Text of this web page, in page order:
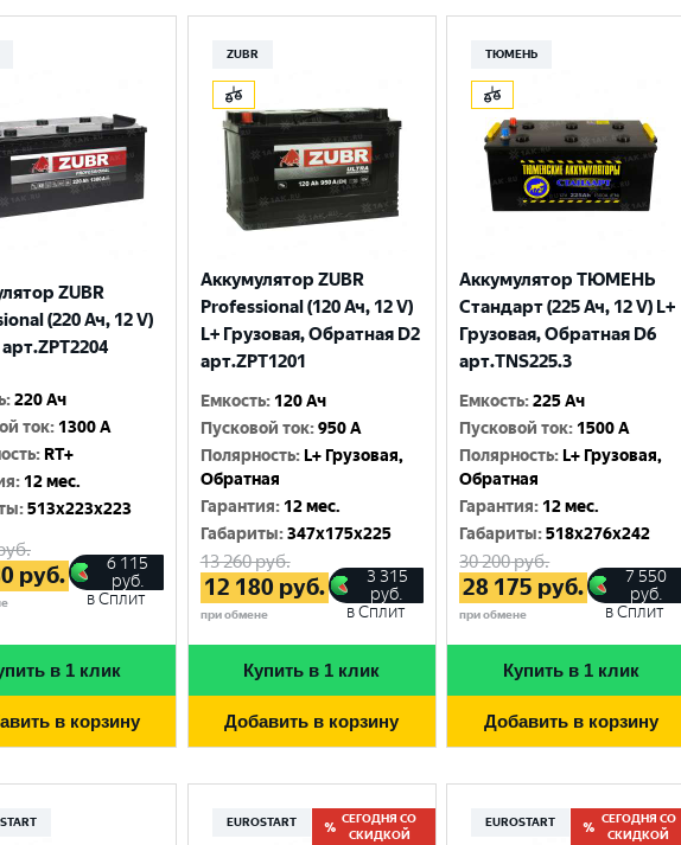
ZUBR
(220 Ач, 12 V)
арт.ZPT2204
:220 Ач
ток: 1300 A
: RT+
: 12 мес.
:513x223x223
руб.
6 115
руб.
в Сплит
в 1 клик
в корзину
ZUBR
Аккумулятор ZUBR
Professional (120 Ач, 12 V)
L+ Грузовая, Обратная D2
арт.ZPT1201
Емкость: 120 Ач
Пусковой ток:950 A
Полярность: L+ Грузовая,
Обратная
Гарантия: 12 мес.
Габариты:347x175x225
13 260руб.
12 180 руб.
при обмене
3 315
руб.
в Сплит
Купить в 1 клик
Добавить в корзину
ТЮМЕНЬ
Аккумулятор ТЮМЕНЬ
Стандарт (225 Ач, 12 V) L+
Грузовая, Обратная D6
арт.TNS225.3
Емкость:225 Ач
Пусковой ток: 1500 A
Полярность: L+ Грузовая,
Обратная
Гарантия: 12 мес.
Габариты:518x276x242
30 200руб.
28 175 руб.
при обмене
7 550
руб.
в Сплит
Купить в 1 клик
Добавить в корзину
EUROSTART
СЕГОДНЯ СО
СКИДКОЙ
EUROSTART
СЕГОДНЯ СО
СКИДКОЙ